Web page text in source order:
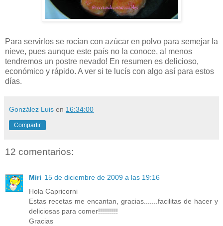
Para servirlos se rocían con azúcar en polvo para semejar la
nieve, pues aunque este país no la conoce, al menos
tendremos un postre nevado! En resumen es delicioso,
económico y rápido. A ver si te lucís con algo así para estos
días.
González Luis en 16:34:00
Compartir
12 comentarios:
Miri 15 de diciembre de 2009 a las 19:16
Hola Capricorni
Estas recetas me encantan, gracias.......facilitas de hacer y
deliciosas para comer!!!!!!!!!!
Gracias